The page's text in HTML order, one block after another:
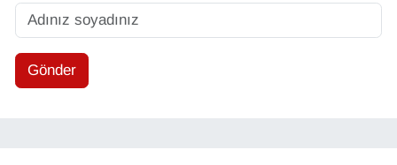
Gönder